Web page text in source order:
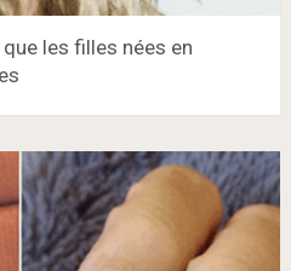
les filles nées en